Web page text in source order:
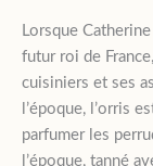
Lorsque
futur roi de
cuisiniers et ses
l’époque, l’orris
parfumer les
l’époque, tanné